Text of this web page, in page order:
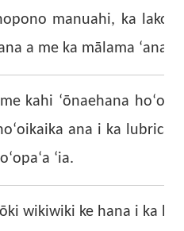
manuahi, ka lako
a me ka mālama ʻana.
kahi ʻōnaehana
ana i ka
ʻia.
wikiwiki ke hana i ka